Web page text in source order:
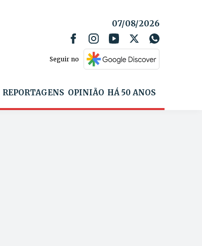
07/08/2026
Seguir no
REPORTAGENS OPINIÃO HÁ 50 ANOS